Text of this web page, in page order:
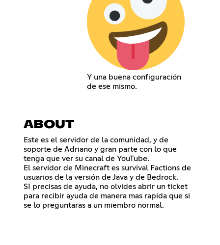
Y una buena configuración
de ese mismo.
ABOUT
Este es el servidor de la comunidad, y de
soporte de Adriano y gran parte con lo que
tenga que ver su canal de YouTube.
El servidor de Minecraft es survival Factions de
usuarios de la versión de Java y de Bedrock.
SI precisas de ayuda, no olvides abrir un ticket
para recibir ayuda de manera mas rapida que si
se lo preguntaras a un miembro normal.